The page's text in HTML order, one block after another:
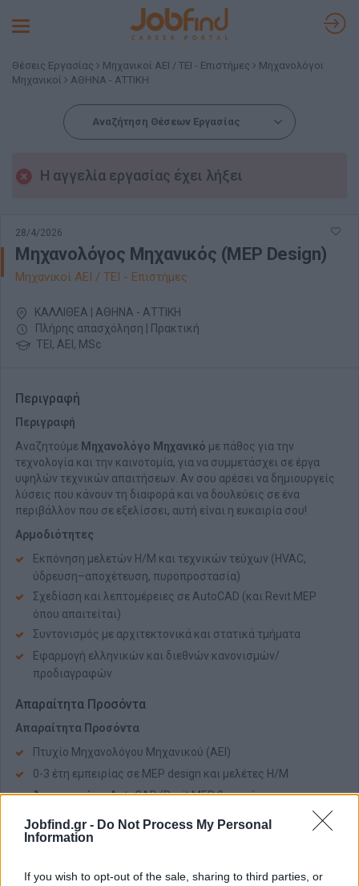
Jobfind.gr - Do Not Process My Personal
Information
If you wish to opt-out of the sale, sharing to third parties, or
Toggle
Θέσεις Εργασίας Μηχανικοί ΑΕΙ / ΤΕΙ - Επιστήμες
Μηχανολόγοι
Μηχανικοί
ΑΘΗΝΑ - ΑΤΤΙΚΗ
Αναζήτηση Θέσεων Εργασίας
Η αγγελία εργασίας έχει λήξει
28/4/2026
Μηχανολόγος Μηχανικός (MEP Design)
Μηχανικοί ΑΕΙ / ΤΕΙ - Επιστήμες
ΚΑΛΛΙΘΕΑ | ΑΘΗΝΑ - ΑΤΤΙΚΗ
Πλήρης απασχόληση | Πρακτική
ΤΕΙ, ΑΕΙ, MSc
Περιγραφή
Περιγραφή
Αναζητούμε Μηχανολόγο Μηχανικό με πάθος για την
τεχνολογία και την καινοτομία, για να συμμετάσχει σε έργα
υψηλών τεχνικών απαιτήσεων. Αν σου αρέσει να δημιουργείς
λύσεις που κάνουν τη διαφορά και να δουλεύεις σε ένα
περιβάλλον που σε εξελίσσει, αυτή είναι η ευκαιρία σου!
Αρμοδιότητες
Εκπόνηση μελετών Η/Μ και τεχνικών τεύχων (HVAC,
ύδρευση–αποχέτευση, πυροπροστασία)
Σχεδίαση και λεπτομέρειες σε AutoCAD (και Revit MEP
όπου απαιτείται)
Συντονισμός με αρχιτεκτονικά και στατικά τμήματα
Εφαρμογή ελληνικών και διεθνών κανονισμών/
προδιαγραφών
Απαραίτητα Προσόντα
Απαραίτητα Προσόντα
Πτυχίο Μηχανολόγου Μηχανικού (ΑΕΙ)
0-3 έτη εμπειρίας σε MEP design και μελέτες Η/Μ
Άριστη γνώση AutoCAD (Revit MEP θεωρείται
Καλή γνώση Office 365
Εξοικείωση με ελληνικούς και διεθνείς κανονισμούς